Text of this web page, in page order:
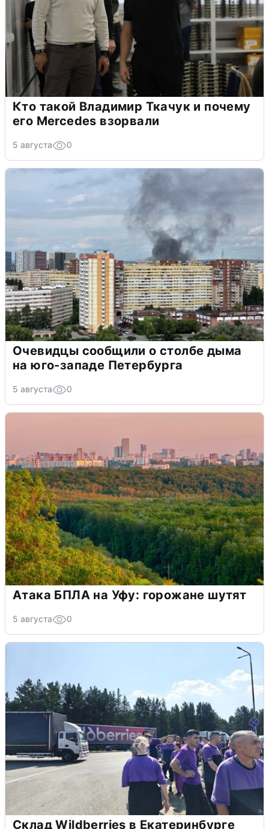
Кто такой Владимир Ткачук и почему
его Mercedes взорвали
5 августа 0
Очевидцы сообщили о столбе дыма
на юго-западе Петербурга
5 августа 0
Атака БПЛА на Уфу: горожане шутят
5 августа 0
Склад Wildberries в Екатеринбурге